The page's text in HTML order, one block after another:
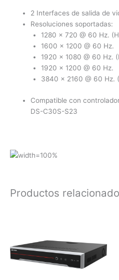
2 Interfaces de salida de
Resoluciones soportadas:
1280 x 720 @ 60 Hz.
1600 x 1200 @ 60 Hz.
1920 x 1080 @ 60 Hz.
1920 x 1200 @ 60 Hz.
3840 x 2160 @ 60 Hz.
Compatible con
DS-C30S-S23
Productos